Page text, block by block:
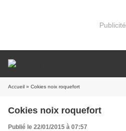
Publicité
Accueil » Cokies noix roquefort
Cokies noix roquefort
Publié le 22/01/2015 à 07:57